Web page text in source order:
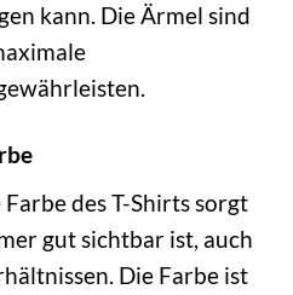
kann. Die Ärmel sind
des T-Shirts sorgt
gut sichtbar ist, auch
Die Farbe ist